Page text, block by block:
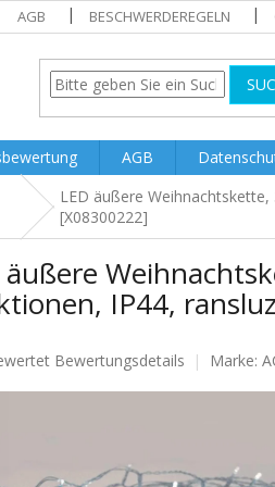
AGB BESCHWERDEREGELN
AGB
LED äußere
[X08300222]
äußere
IP44,
Bewertungsdetails Marke: